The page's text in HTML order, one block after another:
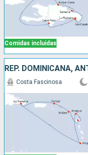
Comidas incluidas
Costa Fascinosa